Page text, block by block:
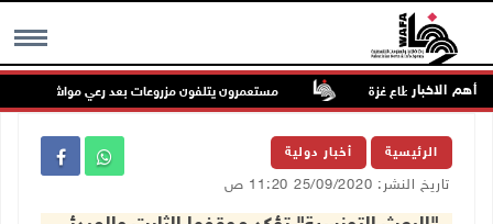
MENU أهم الاخبار مستعمرون يتلفون مزروعات بعد رعي مواشيهم في
الرئيسية أخبار دولية
تاريخ النشر: 25/09/2020 11:20 ص